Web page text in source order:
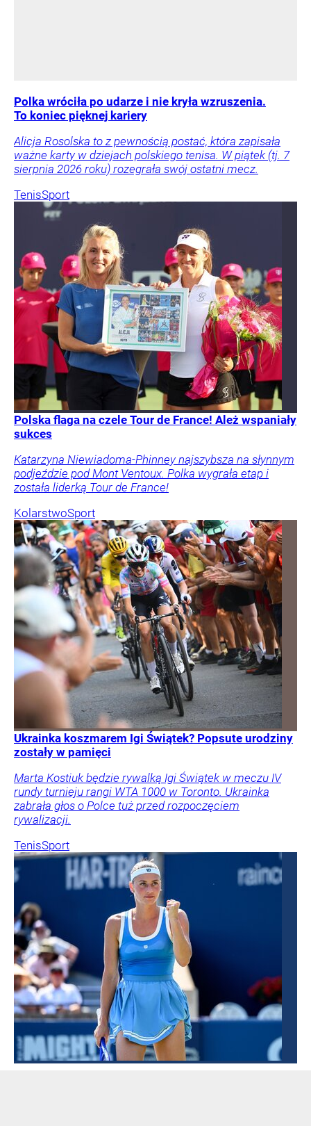
Polka wróciła po udarze i nie kryła wzruszenia.
To koniec pięknej kariery
Alicja Rosolska to z pewnością postać, która zapisała
ważne karty w dziejach polskiego tenisa. W piątek (tj. 7
sierpnia 2026 roku) rozegrała swój ostatni mecz.
TenisSport
Polska flaga na czele Tour de France! Ależ wspaniały
sukces
Katarzyna Niewiadoma-Phinney najszybsza na słynnym
podjeździe pod Mont Ventoux. Polka wygrała etap i
została liderką Tour de France!
KolarstwoSport
Ukrainka koszmarem Igi Świątek? Popsute urodziny
zostały w pamięci
Marta Kostiuk będzie rywalką Igi Świątek w meczu IV
rundy turnieju rangi WTA 1000 w Toronto. Ukrainka
zabrała głos o Polce tuż przed rozpoczęciem
rywalizacji.
TenisSport